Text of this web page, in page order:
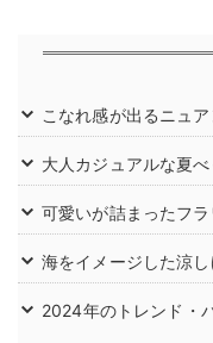
こなれ感が出るニュ
大人カジュアルな夏
可愛いが詰まったフ
海をイメージした涼
2024年のトレンド・